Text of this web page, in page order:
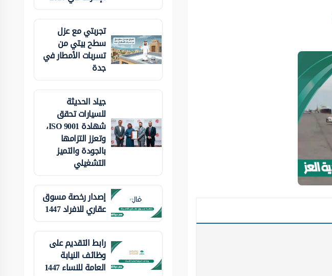
تجربتي مع عزل
سطح بيتي من
تسربات الأمطار في
جدة
جياد الحديثة
للسيارات تحقق
شهادة ISO 9001،
وتعزز التزامها
بالجودة والتميز
التشغيلي
إصدار رخصة مسوق
عقاري للافراد 1447
رابط التقديم على
وظائف النيابة
العامة للنساء 1447